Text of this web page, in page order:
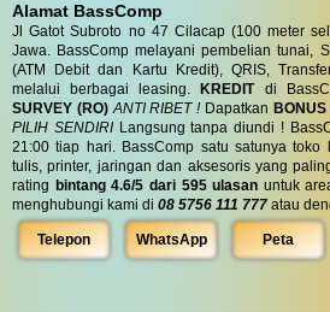
Alamat BassComp
Jl Gatot Subroto no 47 Cilacap (100 meter
Jawa. BassComp melayani pembelian tunai,
(ATM Debit dan Kartu Kredit), QRIS,
melalui berbagai leasing.
KREDITdi
SURVEY (RO) ANTI RIBET !Dapatkan BONUS
PILIH SENDIRILangsung tanpa diundi !
21:00 tiap hari. BassComp satu satunya toko
tulis, printer, jaringan dan aksesoris yang
rating bintang 4.6/5 dari 595 ulasan untuk
menghubungi kami di 08 5756 111 777 atau
Telepon WhatsApp Peta